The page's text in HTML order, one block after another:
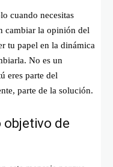
cuando necesitas
cambiar la opinión del
tu papel en la dinámica
No es un
eres parte del
parte de la solución.
objetivo de